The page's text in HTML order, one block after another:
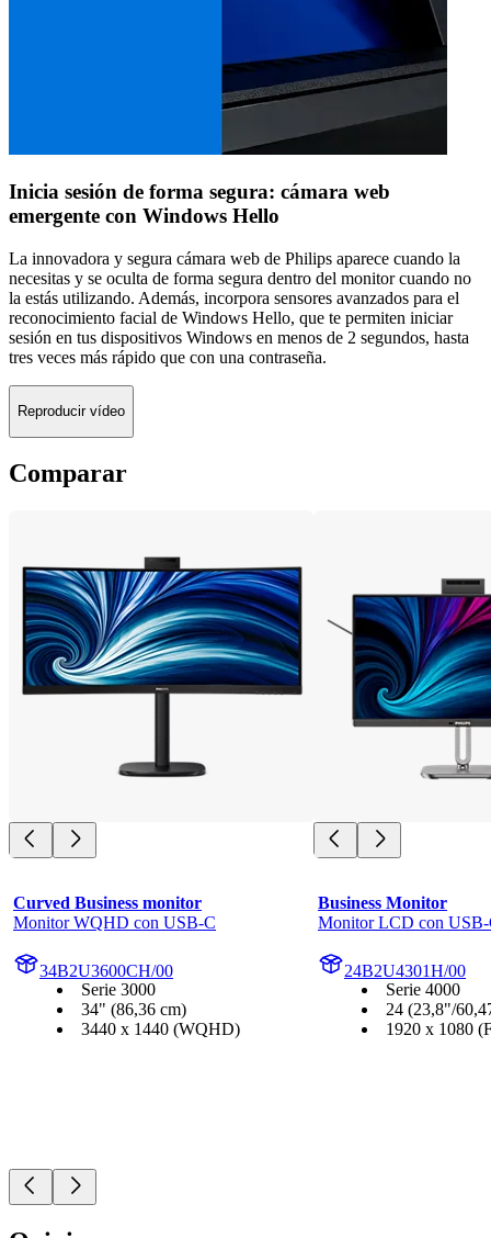
Inicia sesión de forma segura: cámara web
emergente con Windows Hello
La innovadora y segura cámara web de Philips aparece cuando la
necesitas y se oculta de forma segura dentro del monitor cuando no
la estás utilizando. Además, incorpora sensores avanzados para el
reconocimiento facial de Windows Hello, que te permiten iniciar
sesión en tus dispositivos Windows en menos de 2 segundos, hasta
tres veces más rápido que con una contraseña.
Reproducir vídeo
Comparar
Curved Business monitor
Monitor WQHD con USB-C
34B2U3600CH/00
Serie 3000
34" (86,36 cm)
3440 x 1440 (WQHD)
Business Monitor
Monitor LCD con
24B2U4301H/00
Serie 4000
24 (23,8"/
1920 x 1080